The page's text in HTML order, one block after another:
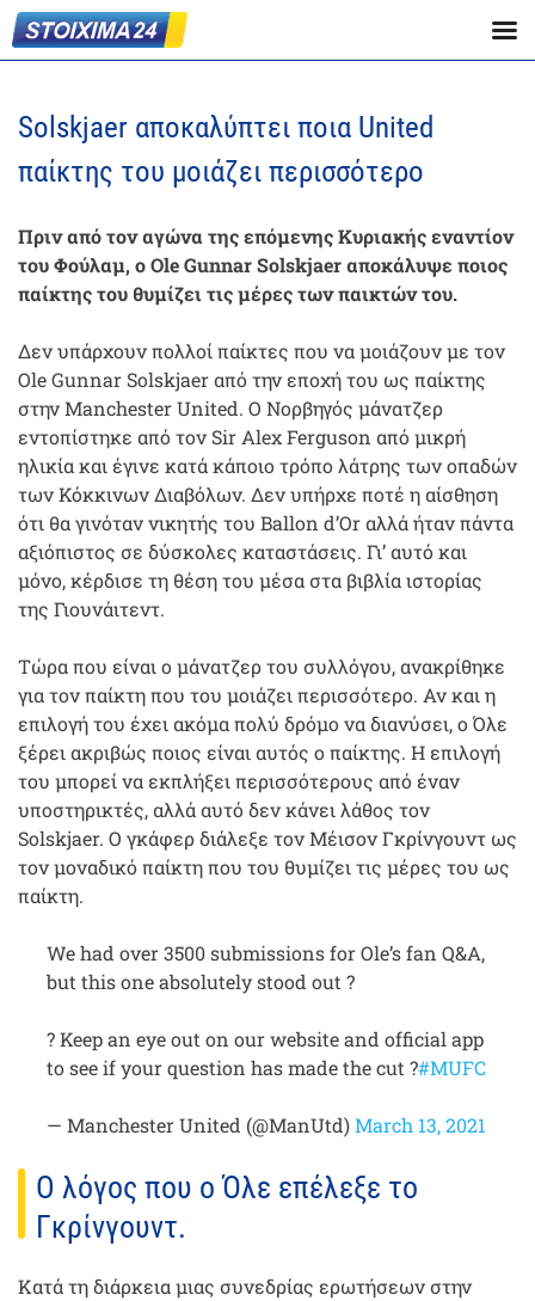
Solskjaer αποκαλύπτει ποια United
παίκτης του μοιάζει περισσότερο
Πριν από τον αγώνα της επόμενης Κυριακής εναντίον
του Φούλαμ, ο Ole Gunnar Solskjaer αποκάλυψε ποιος
παίκτης του θυμίζει τις μέρες των παικτών του.
Δεν υπάρχουν πολλοί παίκτες που να μοιάζουν με τον
Ole Gunnar Solskjaer από την εποχή του ως παίκτης
στην Manchester United. Ο Νορβηγός μάνατζερ
εντοπίστηκε από τον Sir Alex Ferguson από μικρή
ηλικία και έγινε κατά κάποιο τρόπο λάτρης των οπαδών
των Κόκκινων Διαβόλων. Δεν υπήρχε ποτέ η αίσθηση
ότι θα γινόταν νικητής του Ballon d’Or αλλά ήταν πάντα
αξιόπιστος σε δύσκολες καταστάσεις. Γι’ αυτό και
μόνο, κέρδισε τη θέση του μέσα στα βιβλία ιστορίας
της Γιουνάιτεντ.
Τώρα που είναι ο μάνατζερ του συλλόγου, ανακρίθηκε
για τον παίκτη που του μοιάζει περισσότερο. Αν και η
επιλογή του έχει ακόμα πολύ δρόμο να διανύσει, ο Όλε
ξέρει ακριβώς ποιος είναι αυτός ο παίκτης. Η επιλογή
του μπορεί να εκπλήξει περισσότερους από έναν
υποστηρικτές, αλλά αυτό δεν κάνει λάθος τον
Solskjaer. Ο γκάφερ διάλεξε τον Μέισον Γκρίνγουντ ως
τον μοναδικό παίκτη που του θυμίζει τις μέρες του ως
παίκτη.
We had over 3500 submissions for Ole’s fan Q&A,
but this one absolutely stood out ?
? Keep an eye out on our website and official app
to see if your question has made the cut ?#MUFC
— Manchester United (@ManUtd)March 13, 2021
Ο λόγος που ο Όλε επέλεξε το
Γκρίνγουντ.
Κατά τη διάρκεια μιας συνεδρίας ερωτήσεων στην